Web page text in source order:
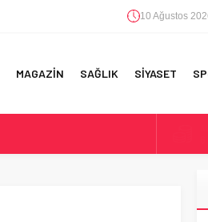
10 Ağustos
MAGAZİN SAĞLIK SİYASET